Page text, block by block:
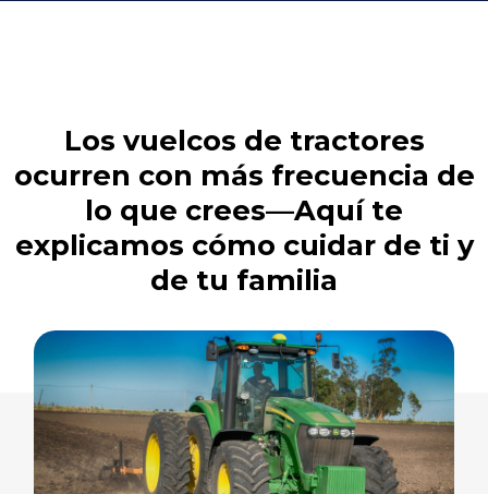
Los vuelcos de tractores
ocurren con más frecuencia de
lo que crees—Aquí te
explicamos cómo cuidar de ti y
de tu familia